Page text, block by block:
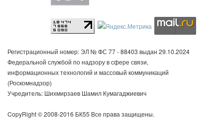
Регистрационный номер: ЭЛ № ФС 77 - 88403 выдан 29.10.2024
Федеральной службой по надзору в сфере связи,
информационных технологий и массовый коммуникаций
(Роскомнадзор)
Учредитель: Шихмирзаев Шамил Кумагаджиевич
CopyRight © 2008-2016 БК55 Все права защищены.